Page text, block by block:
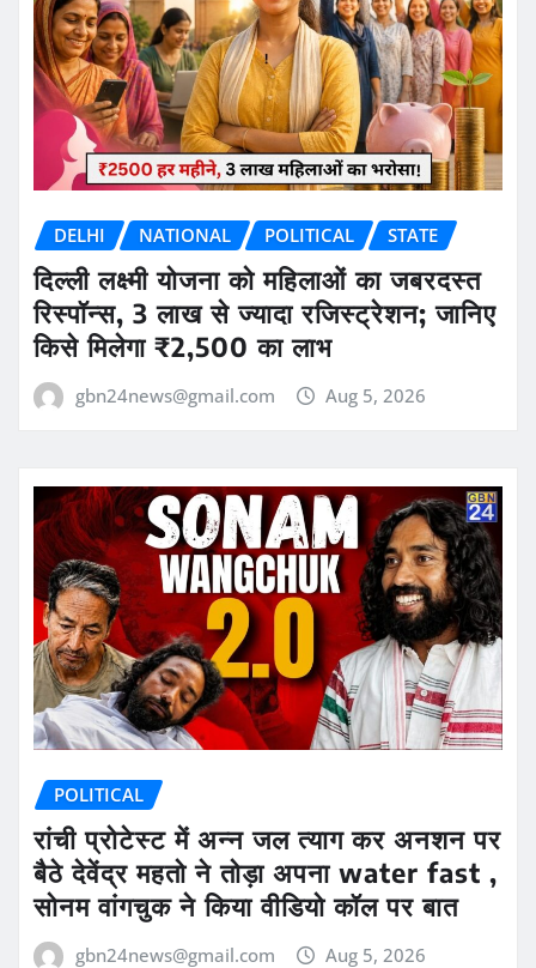
DELHI NATIONAL POLITICAL STATE
दिल्ली लक्ष्मी योजना को महिलाओं का जबरदस्त
रिस्पॉन्स, 3 लाख से ज्यादा रजिस्ट्रेशन; जानिए
किसे मिलेगा ₹2,500 का लाभ
gbn24news@gmail.com Aug 5, 2026
POLITICAL
रांची प्रोटेस्ट में अन्न जल त्याग कर अनशन पर
बैठे देवेंद्र महतो ने तोड़ा अपना water fast ,
सोनम वांगचुक ने किया वीडियो कॉल पर बात
gbn24news@gmail.com Aug 5, 2026